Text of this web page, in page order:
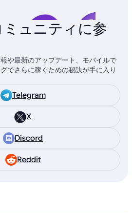
ュニティに参
や最新のアップデート、モバイルで
でさらに稼ぐための秘訣が手に入り
Telegram
X
Discord
Reddit